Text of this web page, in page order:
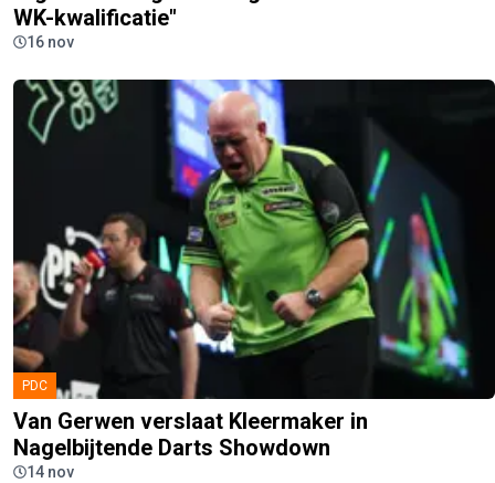
WK-kwalificatie"
16 nov
PDC
Van Gerwen verslaat Kleermaker in
Nagelbijtende Darts Showdown
14 nov